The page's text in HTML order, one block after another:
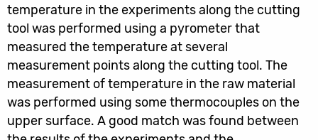
temperature in the experiments along the cutting
tool was performed using a pyrometer that
measured the temperature at several
measurement points along the cutting tool. The
measurement of temperature in the raw material
was performed using some thermocouples on the
upper surface. A good match was found between